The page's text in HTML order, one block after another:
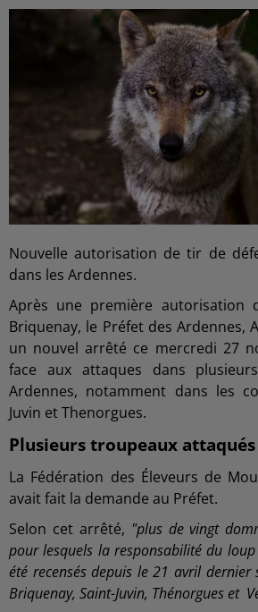
Nouvelle autorisation de tir de
dans les Ardennes.
Après une première autorisation
Briquenay, le Préfet des Ardennes,
un nouvel arrêté ce mercredi 27
face aux attaques dans
Ardennes, notamment dans les
Juvin et Thenorgues.
Plusieurs troupeaux attaqués
La Fédération des Éleveurs de
avait fait la demande au Préfet.
Selon cet arrêté, "plus de vingt
pour lesquels la responsabilité du
été recensés depuis le 21 avril dernier
Briquenay, Saint-Juvin, Thénorgues et